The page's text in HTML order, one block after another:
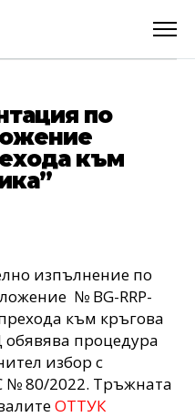
по
към
изпълнение по
№ BG-RRP-
към кръгова
процедура
избор с
№ 80/2022. Тръжната
ОТТУК